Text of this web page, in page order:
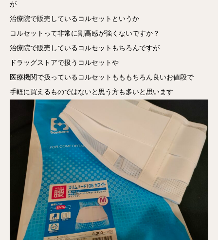
が
治療院で販売しているコルセットというか
コルセットって非常に割高感が強くないですか？
治療院で販売しているコルセットもちろんですが
ドラッグストアで扱うコルセットや
医療機関で扱っているコルセットもももちろん良いお値段で
手軽に買えるものではないと思う方も多いと思います